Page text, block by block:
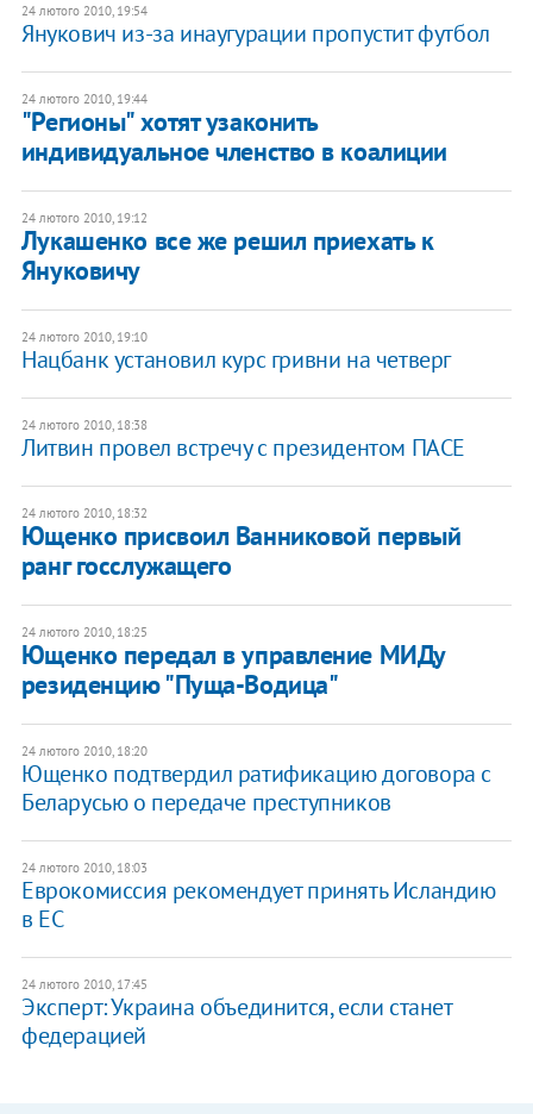
24 лютого 2010, 19:54
Янукович из-за инаугурации пропустит футбол
24 лютого 2010, 19:44
"Регионы" хотят узаконить
индивидуальное членство в коалиции
24 лютого 2010, 19:12
Лукашенко все же решил приехать к
Януковичу
24 лютого 2010, 19:10
Нацбанк установил курс гривни на четверг
24 лютого 2010, 18:38
Литвин провел встречу с президентом ПАСЕ
24 лютого 2010, 18:32
Ющенко присвоил Ванниковой первый
ранг госслужащего
24 лютого 2010, 18:25
Ющенко передал в управление МИДу
резиденцию "Пуща-Водица"
24 лютого 2010, 18:20
Ющенко подтвердил ратификацию договора с
Беларусью о передаче преступников
24 лютого 2010, 18:03
Еврокомиссия рекомендует принять Исландию
в ЕС
24 лютого 2010, 17:45
Эксперт: Украина объединится, если станет
федерацией